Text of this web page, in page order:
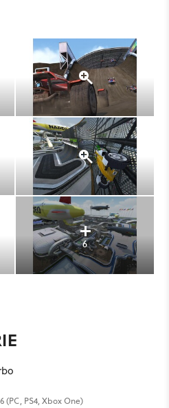
6
(PC, PS4, Xbox One)